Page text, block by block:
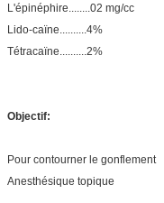
L'épinéphire........02 mg/cc
Lido-caïne..........4%
Tétracaïne..........2%
Objectif:
Pour contourner le gonflement
Anesthésique topique